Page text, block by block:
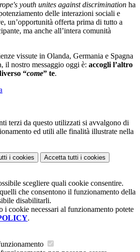
youth unites against discrimination ha
delle interazioni sociali e
un’opportunità offerta prima di tutto a
ma anche all’intera comunità
vissute in Olanda, Germania e Spagna
il nostro messaggio oggi è: accogli l’altro
“come” te.
terzi da questo utilizzati si avvalgono di
ed utili alle finalità illustrate nella
i cookies Accetta tutti i cookies
scegliere quali cookie consentire.
che consentono il funzionamento della
disabilitarli.
i cookie necessari al funzionamento potete
.